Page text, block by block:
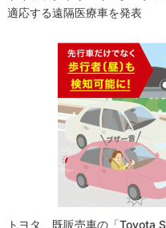
適応する遠隔医療車を発表
トヨタ、既販売車の「Toyota